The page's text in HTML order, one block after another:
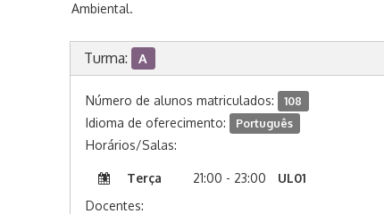
Ambiental.
Turma: A
Número de alunos matriculados: 108
Idioma de oferecimento: Português
Horários/Salas:
Terça 21:00 - 23:00
UL01
Docentes: